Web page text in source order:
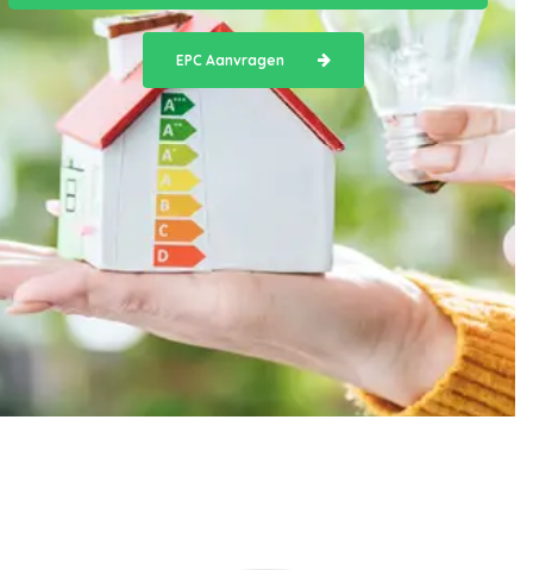
EPC Aanvragen